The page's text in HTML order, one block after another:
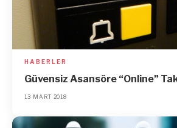
HABERLER
Güvensiz Asansöre “Online”
13 MART 2018